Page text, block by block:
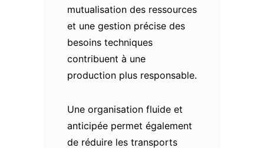
mutualisation des ressources
et une gestion précise des
besoins techniques
contribuent à une
production plus responsable.
Une organisation fluide et
anticipée permet également
de réduire les transports